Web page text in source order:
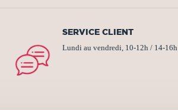
SERVICE CLIENT
Lundi au vendredi, 10-12h / 14-16h